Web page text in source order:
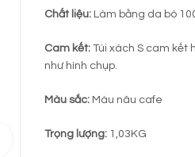
Chất liệu: Làm bằng da bò
Cam kết: Túi xách S cam kết
như hình chụp.
Màu sắc: Màu nâu cafe
Trọng lượng: 1,03KG